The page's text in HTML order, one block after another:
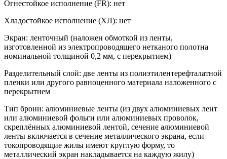
Огнестойкое исполнение (FR): нет
Хладостойкое исполнение (ХЛ): нет
Экран: ленточный (наложен обмоткой из ленты,
изготовленной из электропроводящего нетканого полотна
номинальной толщиной 0,2 мм, с перекрытием)
Разделительный слой: две ленты из полиэтилентерефталатной
пленки или другого равноценного материала наложенного с
перекрытием
Тип брони: алюминиевые ленты (из двух алюминиевых лент
или алюминиевой фольги или алюминиевых проволок,
скреплённых алюминиевой лентой, сечение алюминиевой
ленты включается в сечение металлического экрана, если
токопроводящие жилы имеют круглую форму, то
металлический экран накладывается на каждую жилу)